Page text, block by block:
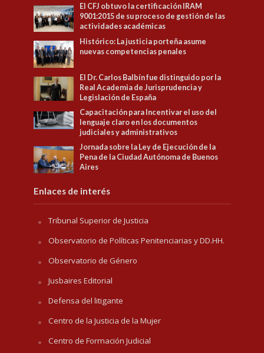
El CFJ obtuvo la certificación IRAM
9001:2015 de su proceso de gestión de las
actividades académicas
Histórico: La justicia porteña asume
nuevas competencias penales
El Dr. Carlos Balbín fue distinguido por la
Real Academia de Jurisprudencia y
Legislación de España
Capacitación para Incentivar el uso del
lenguaje claro en los documentos
judiciales y administrativos
Jornada sobre la Ley de Ejecución de la
Pena de la Ciudad Autónoma de Buenos
Aires
Enlaces de interés
Tribunal Superior de Justicia
Observatorio de Políticas Penitenciarias y DD.HH.
Observatorio de Género
Jusbaires Editorial
Defensa del litigante
Centro de la Justicia de la Mujer
Centro de Formación Judicial